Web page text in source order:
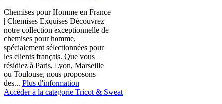
Chemises pour Homme en France
| Chemises Exquises Découvrez
notre collection exceptionnelle de
chemises pour homme,
spécialement sélectionnées pour
les clients français. Que vous
résidiez à Paris, Lyon, Marseille
ou Toulouse, nous proposons
des... Plus d'information
Accéder à la catégorie Tricot & Sweat